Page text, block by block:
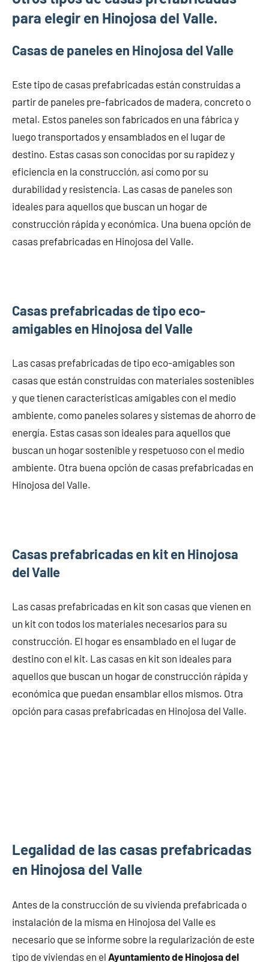
para elegir en Hinojosa del Valle.
Casas de paneles en Hinojosa del Valle
Este tipo de casas prefabricadas están construidas a
partir de paneles pre-fabricados de madera, concreto o
metal. Estos paneles son fabricados en una fábrica y
luego transportados y ensamblados en el lugar de
destino. Estas casas son conocidas por su rapidez y
eficiencia en la construcción, así como por su
durabilidad y resistencia. Las casas de paneles son
ideales para aquellos que buscan un hogar de
construcción rápida y económica. Una buena opción de
casas prefabricadas en Hinojosa del Valle.
Casas prefabricadas de tipo eco-
amigables en Hinojosa del Valle
Las casas prefabricadas de tipo eco-amigables son
casas que están construidas con materiales sostenibles
y que tienen características amigables con el medio
ambiente, como paneles solares y sistemas de ahorro de
energía. Estas casas son ideales para aquellos que
buscan un hogar sostenible y respetuoso con el medio
ambiente. Otra buena opción de casas prefabricadas en
Hinojosa del Valle.
Casas prefabricadas en kit en Hinojosa
del Valle
Las casas prefabricadas en kit son casas que vienen en
un kit con todos los materiales necesarios para su
construcción. El hogar es ensamblado en el lugar de
destino con el kit. Las casas en kit son ideales para
aquellos que buscan un hogar de construcción rápida y
económica que puedan ensamblar ellos mismos. Otra
opción para casas prefabricadas en Hinojosa del Valle.
Legalidad de las casas prefabricadas
en Hinojosa del Valle
Antes de la construcción de su vivienda prefabricada o
instalación de la misma en Hinojosa del Valle es
necesario que se informe sobre la regularización de este
tipo de viviendas en el Ayuntamiento de Hinojosa del